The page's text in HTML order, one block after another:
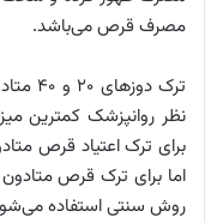
مصرف قرص می‌باشد.
ترک
نظر روانپزشک کمترین
برای ترک اعتیاد قرص
اما برای ترک قرص
روش سنتی استفاده